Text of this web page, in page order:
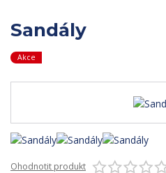
Sandály
Akce
Ohodnotit produkt